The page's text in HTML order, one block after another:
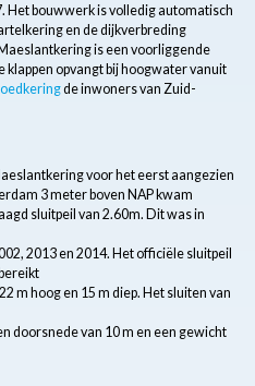
Het bouwwerk is volledig automatisch
en de dijkverbreding
is een voorliggende
opvangt bij hoogwater vanuit
de inwoners van Zuid-
voor het eerst aangezien
3 meter boven NAP kwam
sluitpeil van 2.60m. Dit was in
2013 en 2014. Het officiële sluitpeil
m hoog en 15 m diep. Het sluiten van
doorsnede van 10 m en een gewicht